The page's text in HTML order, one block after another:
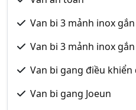
Van bi 3 mảnh inox
Van bi 3 mảnh inox
Van bi gang điều khiển
Van bi gang Joeun